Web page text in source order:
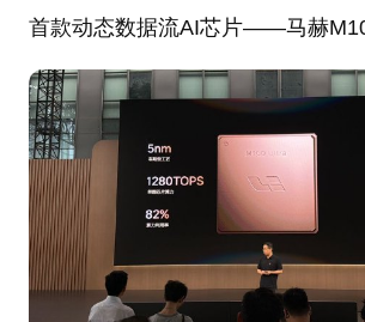
首款动态数据流AI芯片——马赫